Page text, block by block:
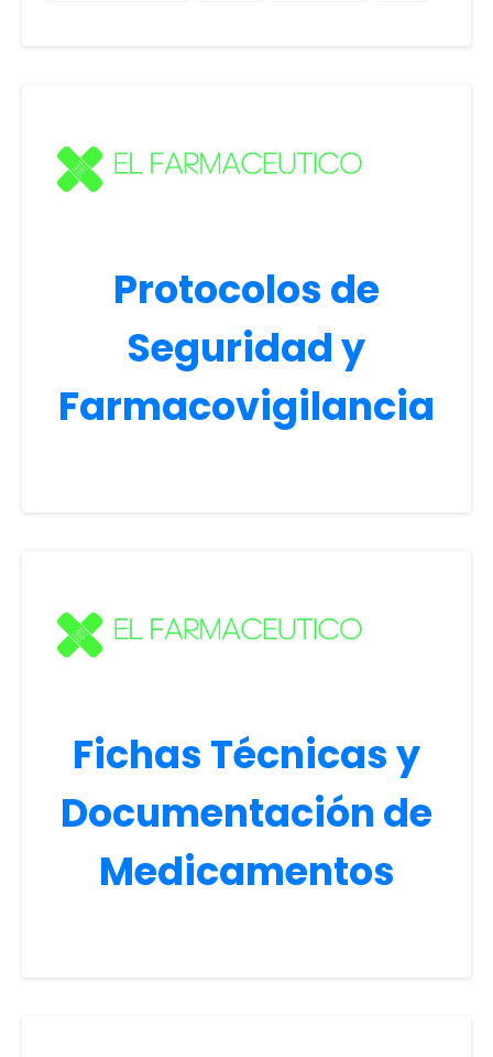
Protocolos de
Seguridad y
Farmacovigilancia
Fichas Técnicas y
Documentación de
Medicamentos